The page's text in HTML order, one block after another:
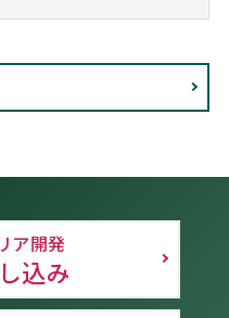
ア開発
込み